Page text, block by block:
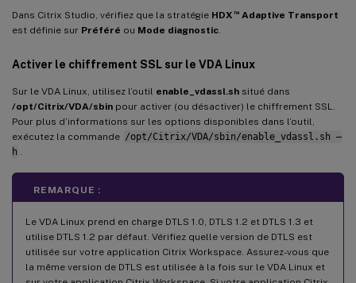
Dans Citrix Studio, vérifiez que la stratégie HDX ™Adaptive Transport
est définie sur Préféré ou Mode diagnostic
Activer le chiffrement SSL sur le VDA Linux
Sur le VDA Linux, utilisez l’outil enable_vdassl.sh situé dans
/opt/Citrix/VDA/sbin pour activer (ou désactiver) le chiffrement SSL.
Pour plus d’informations sur les options disponibles dans l’outil,
exécutez la commande /opt/Citrix/VDA/sbin/enable_vdassl.sh –
h
REMARQUE :
Le VDA Linux prend en charge DTLS 1.0, DTLS 1.2 et DTLS 1.3 et
utilise DTLS 1.2 par défaut. Vérifiez quelle version de DTLS est
utilisée sur votre application Citrix Workspace. Assurez-vous que
la même version de DTLS est utilisée à la fois sur le VDA Linux et